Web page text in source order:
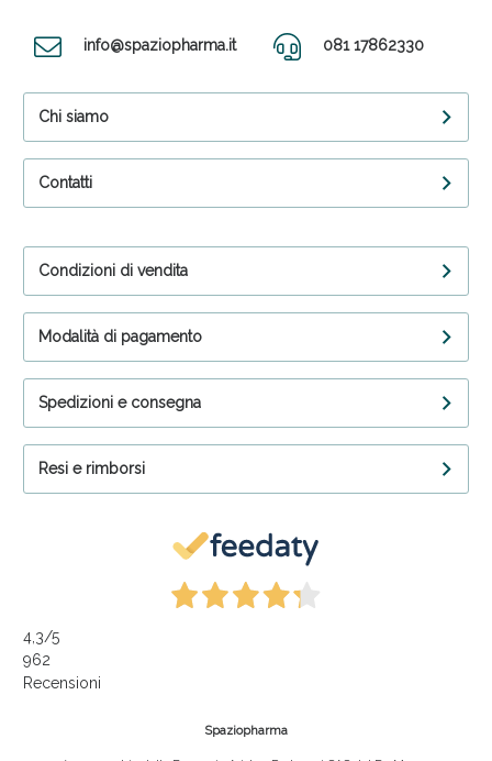
info@spaziopharma.it 081 17862330
Chi siamo
Contatti
Condizioni di vendita
Modalità di pagamento
Spedizioni e consegna
Resi e rimborsi
4,3/5
962
Recensioni
Spaziopharma